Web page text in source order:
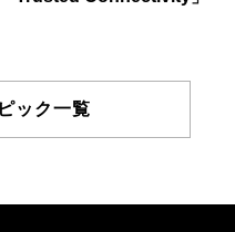
ック一覧